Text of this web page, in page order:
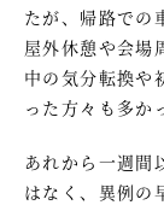
たが、帰路での
屋外休憩や会場
中の気分転換や
った方々も多か
あれから一週間
はなく、異例の